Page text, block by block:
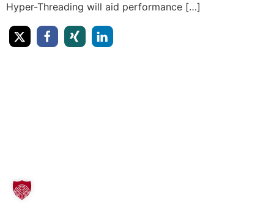
Hyper-Threading will aid performance […]